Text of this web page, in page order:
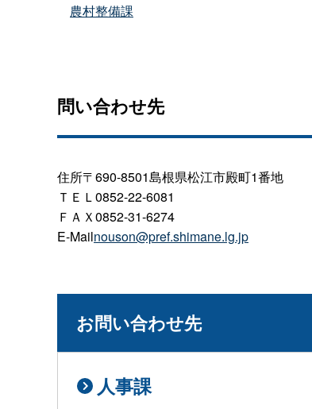
農村整備課
問い合わせ先
住所〒690-8501島根県松江市殿町1番地
ＴＥＬ0852-22-6081
ＦＡＸ0852-31-6274
E-Mailnouson@pref.shimane.lg.jp
お問い合わせ先
人事課